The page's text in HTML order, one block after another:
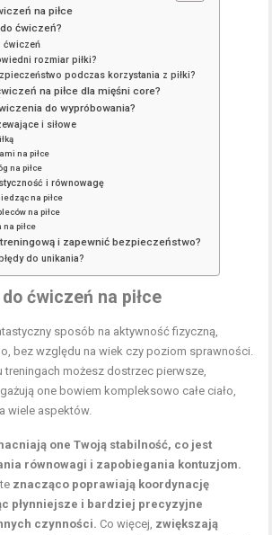
na piłce
ćwiczeń?
ćwiczeń
rozmiar piłki?
podczas korzystania z piłki?
na piłce dla mięśni core?
do wypróbowania?
i siłowe
na piłce
na piłce
i równowagę
na piłce
na piłce
na piłce
i zapewnić bezpieczeństwo?
do unikania?
ćwiczeń na piłce
sposób na aktywność fizyczną,
bez względu na wiek czy poziom sprawności.
treningach możesz dostrzec pierwsze,
one bowiem kompleksowo całe ciało,
wiele aspektów.
one Twoją stabilność, co jest
równowagi i zapobiegania kontuzjom.
znacząco poprawiają koordynację
płynniejsze i bardziej precyzyjne
czynności. Co więcej, zwiększają